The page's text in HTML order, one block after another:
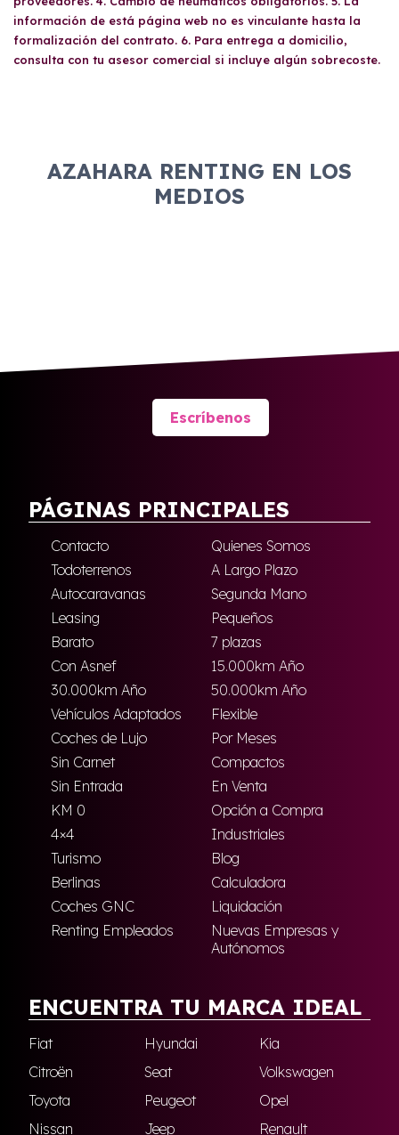
información de está página web no es vinculante hasta la
formalización del contrato. 6. Para entrega a domicilio,
consulta con tu asesor comercial si incluye algún sobrecoste.
AZAHARA RENTING EN LOS
MEDIOS
Escríbenos
PÁGINAS PRINCIPALES
Contacto
Quienes Somos
Todoterrenos
A Largo Plazo
Autocaravanas
Segunda Mano
Leasing
Pequeños
Barato
7 plazas
Con Asnef
15.000km Año
30.000km Año
50.000km Año
Vehículos Adaptados
Flexible
Coches de Lujo
Por Meses
Sin Carnet
Compactos
Sin Entrada
En Venta
KM 0
Opción a Compra
4×4
Industriales
Turismo
Blog
Berlinas
Calculadora
Coches GNC
Liquidación
Renting Empleados
Nuevas Empresas y
Autónomos
ENCUENTRA TU MARCA IDEAL
Fiat Hyundai
Kia
Citroën
Seat
Volkswagen
Toyota
Peugeot
Opel
Nissan
Jeep Renault